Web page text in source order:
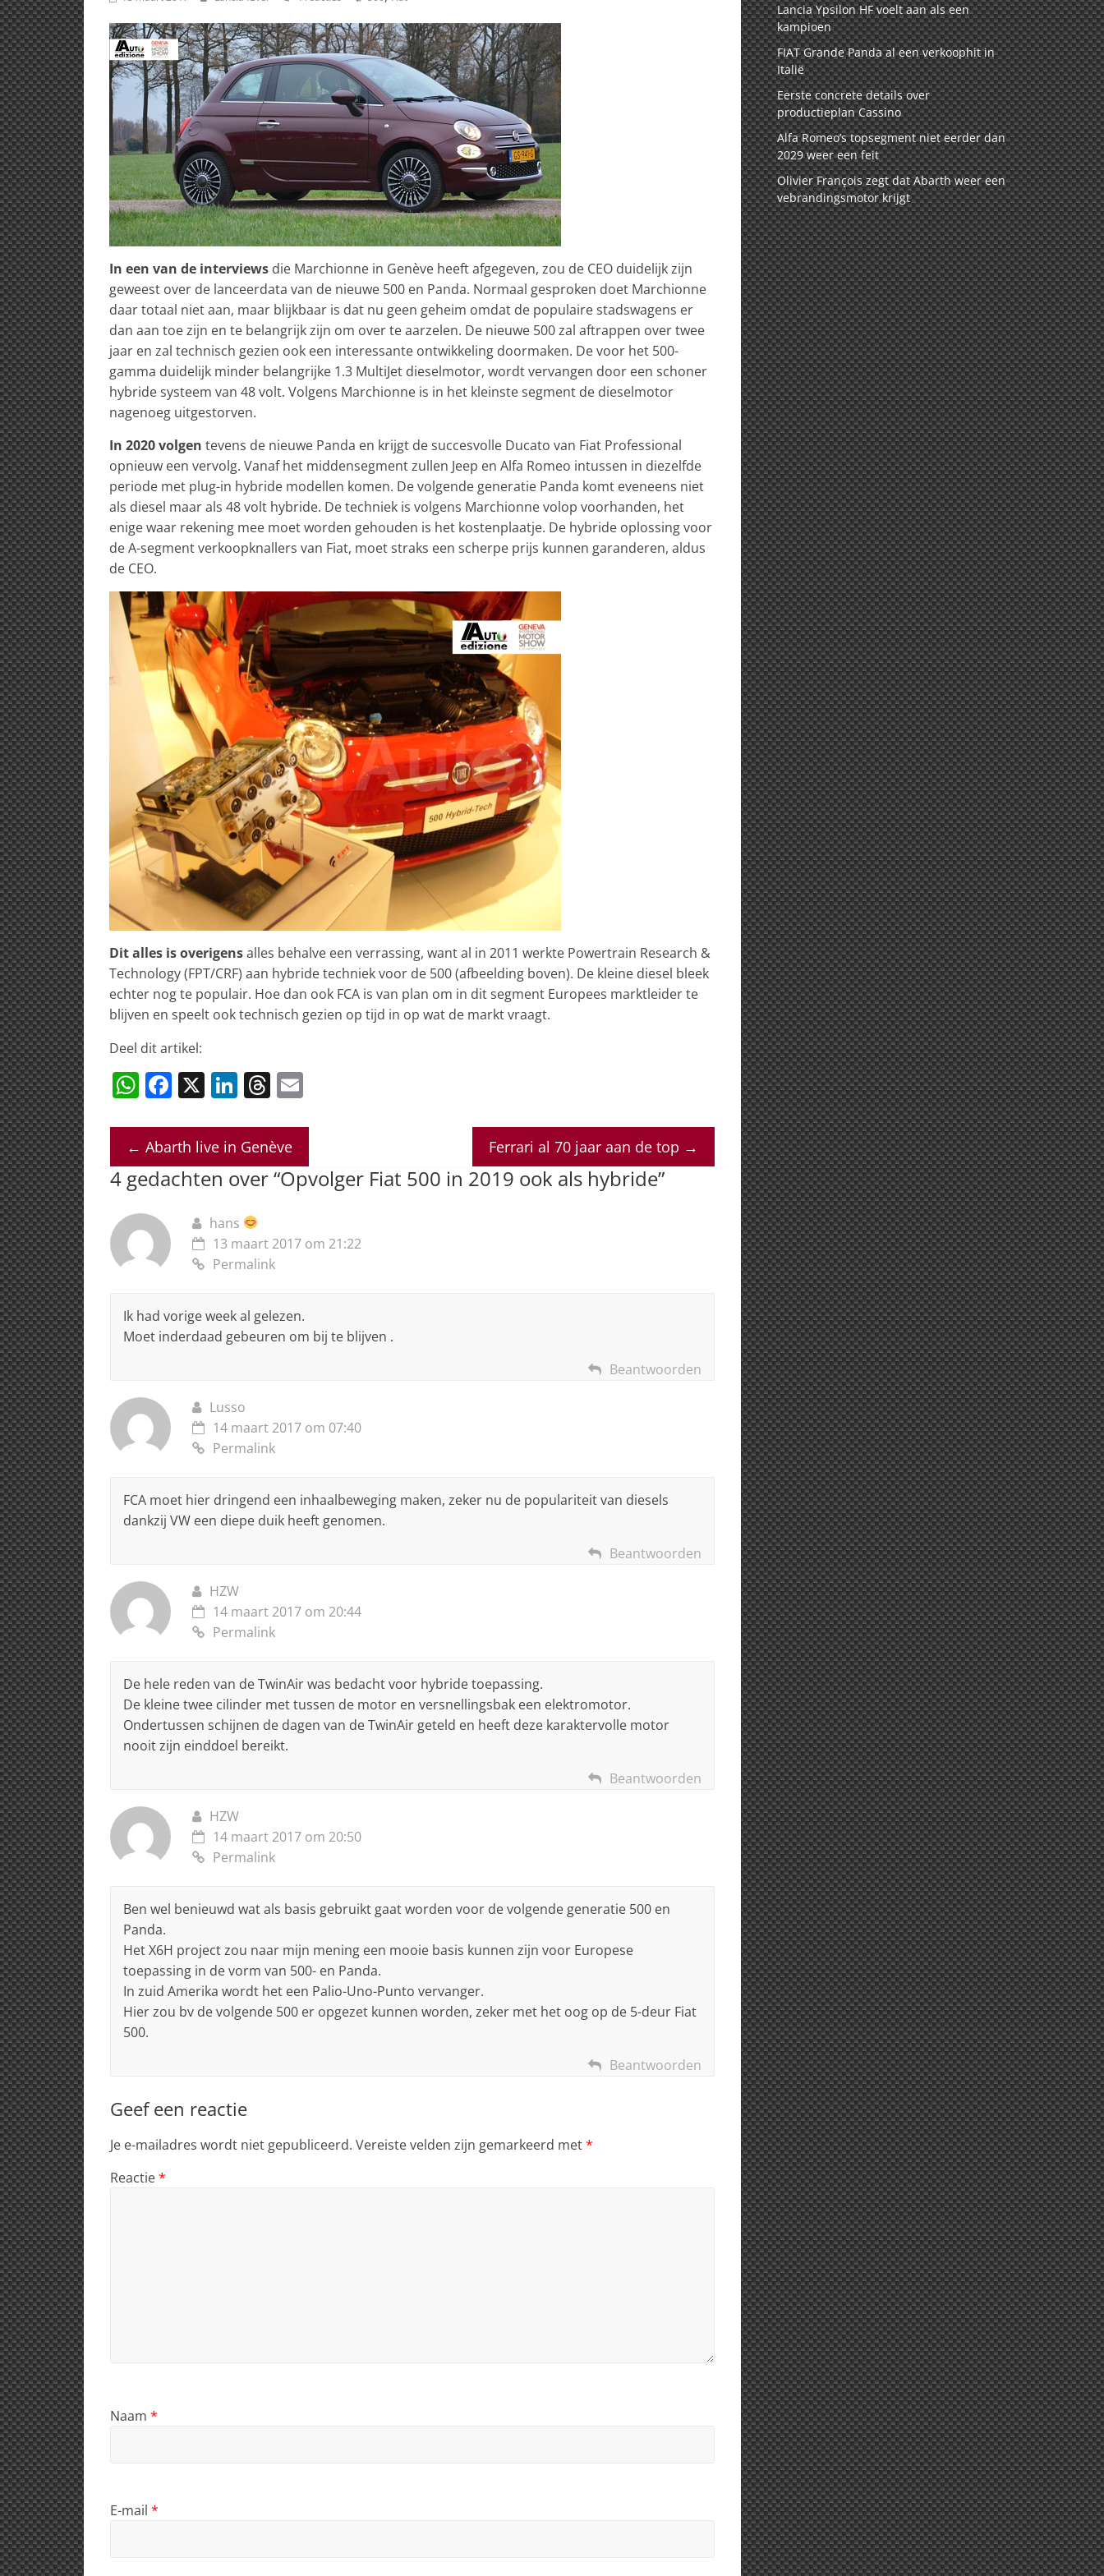
In een van de interviews die Marchionne in Genève heeft afgegeven, zou de CEO duidelijk zijn
geweest over de lanceerdata van de nieuwe 500 en Panda. Normaal gesproken doet Marchionne
daar totaal niet aan, maar blijkbaar is dat nu geen geheim omdat de populaire stadswagens er
dan aan toe zijn en te belangrijk zijn om over te aarzelen. De nieuwe 500 zal aftrappen over twee
jaar en zal technisch gezien ook een interessante ontwikkeling doormaken. De voor het 500-
gamma duidelijk minder belangrijke 1.3 MultiJet dieselmotor, wordt vervangen door een schoner
hybride systeem van 48 volt. Volgens Marchionne is in het kleinste segment de dieselmotor
nagenoeg uitgestorven.
In 2020 volgen tevens de nieuwe Panda en krijgt de succesvolle Ducato van Fiat Professional
opnieuw een vervolg. Vanaf het middensegment zullen Jeep en Alfa Romeo intussen in diezelfde
periode met plug-in hybride modellen komen. De volgende generatie Panda komt eveneens niet
als diesel maar als 48 volt hybride. De techniek is volgens Marchionne volop voorhanden, het
enige waar rekening mee moet worden gehouden is het kostenplaatje. De hybride oplossing voor
de A-segment verkoopknallers van Fiat, moet straks een scherpe prijs kunnen garanderen, aldus
de CEO.
Dit alles is overigensalles behalve een verrassing, want al in 2011 werkte Powertrain Research &
Technology (FPT/CRF) aan hybride techniek voor de 500 (afbeelding boven). De kleine diesel bleek
echter nog te populair. Hoe dan ook FCA is van plan om in dit segment Europees marktleider te
blijven en speelt ook technisch gezien op tijd in op wat de markt vraagt.
Deel dit artikel:
W
at
s
A
p
p
F
c
e
b
X Li
k
e
dI
n
T
re
a
d
ai
l
← Abarth live in Genève Ferrari al 70 jaar aan de top →
4 gedachten over “Opvolger Fiat 500 in 2019 ook als hybride”
hans
13 maart 2017 om 21:22
Permalink
Ik had vorige week al gelezen.
Moet inderdaad gebeuren om bij te blijven .
Beantwoorden
Lusso
14 maart 2017 om 07:40
Permalink
FCA moet hier dringend een inhaalbeweging maken, zeker nu de populariteit van diesels
dankzij VW een diepe duik heeft genomen.
Beantwoorden
HZW
14 maart 2017 om 20:44
Permalink
De hele reden van de TwinAir was bedacht voor hybride toepassing.
De kleine twee cilinder met tussen de motor en versnellingsbak een elektromotor.
Ondertussen schijnen de dagen van de TwinAir geteld en heeft deze karaktervolle motor
nooit zijn einddoel bereikt.
Beantwoorden
HZW
14 maart 2017 om 20:50
Permalink
Ben wel benieuwd wat als basis gebruikt gaat worden voor de volgende generatie 500 en
Panda.
Het X6H project zou naar mijn mening een mooie basis kunnen zijn voor Europese
toepassing in de vorm van 500- en Panda.
In zuid Amerika wordt het een Palio-Uno-Punto vervanger.
Hier zou bv de volgende 500 er opgezet kunnen worden, zeker met het oog op de 5-deur Fiat
500.
Beantwoorden
Geef een reactie
Je e-mailadres wordt niet gepubliceerd. Vereiste velden zijn gemarkeerd met*
Reactie*
Naam *
E-mail *
Lancia Ypsilon HF voelt aan als een
kampioen
FIAT Grande Panda al een verkoophit in
Italië
Eerste concrete details over
productieplan Cassino
Alfa Romeo’s topsegment niet eerder dan
2029 weer een feit
Olivier François zegt dat Abarth weer een
vebrandingsmotor krijgt